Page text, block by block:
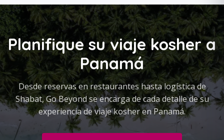
Planifique su viaje kosher a
Panamá
Desde reservas en restaurantes hasta logística de
Shabat, Go Beyond se encarga de cada detalle de su
experiencia de viaje kosher en Panamá.